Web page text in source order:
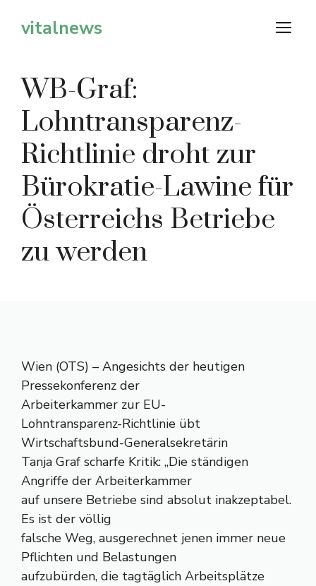
Inhaltvitalnews
WB-Graf:
Lohntransparenz-
Richtlinie droht zur
Bürokratie-Lawine für
Österreichs Betriebe
zu werden
Wien (OTS) – Angesichts der heutigen
Pressekonferenz der
Arbeiterkammer zur EU-
Lohntransparenz-Richtlinie übt
Wirtschaftsbund-Generalsekretärin
Tanja Graf scharfe Kritik: „Die ständigen
Angriffe der Arbeiterkammer
auf unsere Betriebe sind absolut inakzeptabel.
Es ist der völlig
falsche Weg, ausgerechnet jenen immer neue
Pflichten und Belastungen
aufzubürden, die tagtäglich Arbeitsplätze